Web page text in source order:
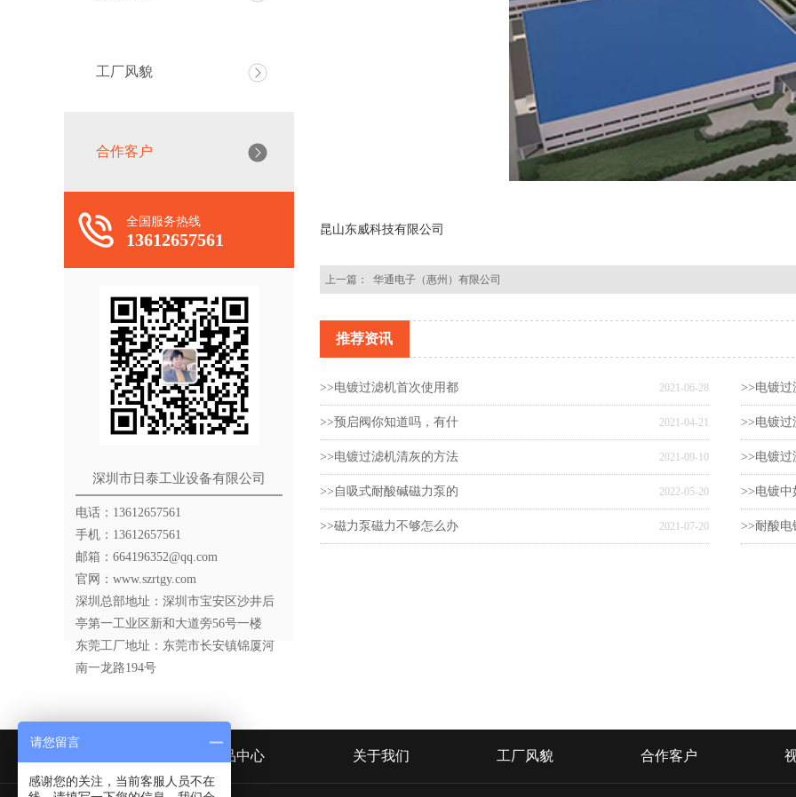
工厂风貌
合作客户
全国服务热线
13612657561
深圳市日泰工业设备有限公司
电话：13612657561
手机：13612657561
邮箱：664196352@qq.com
官网：www.szrtgy.com
深圳总部地址：深圳市宝安区沙井后
亭第一工业区新和大道旁56号一楼
东莞工厂地址：东莞市长安镇锦厦河
南一龙路194号
昆山东威科技有限公司
上一篇： 华通电子（惠州）有限公司
推荐资讯
>>电镀过滤机首次使用都 2021-06-28 >>电镀过
>>预启阀你知道吗，有什 2021-04-21 >>电镀过
>>电镀过滤机清灰的方法 2021-09-10 >>电镀过
>>自吸式耐酸碱磁力泵的 2022-05-20 >>电镀中
>>磁力泵磁力不够怎么办 2021-07-20 >>耐酸电
产品中心 关于我们 工厂风貌 合作客户
请您留言
感谢您的关注，当前客服人员不在